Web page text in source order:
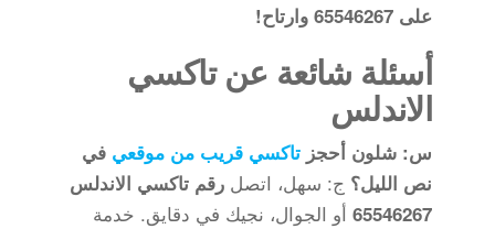
على 65546267 وارتاح!
أسئلة شائعة عن تاكسي
الاندلس
س: شلون أحجز تاكسي قريب من موقعي في
نص الليل؟ ج: سهل، اتصل رقم تاكسي الاندلس
65546267أو الجوال، نجيك في دقايق. خدمة